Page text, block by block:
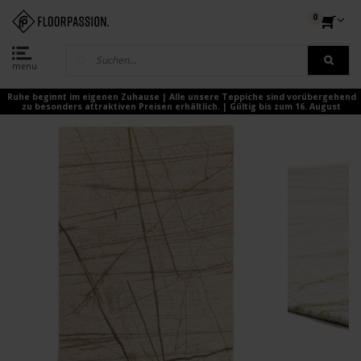
menu
0
Ruhe beginnt im eigenen Zuhause | Alle unsere Teppiche sind vorübergehend
zu besonders attraktiven Preisen erhältlich. | Gültig bis zum 16. August